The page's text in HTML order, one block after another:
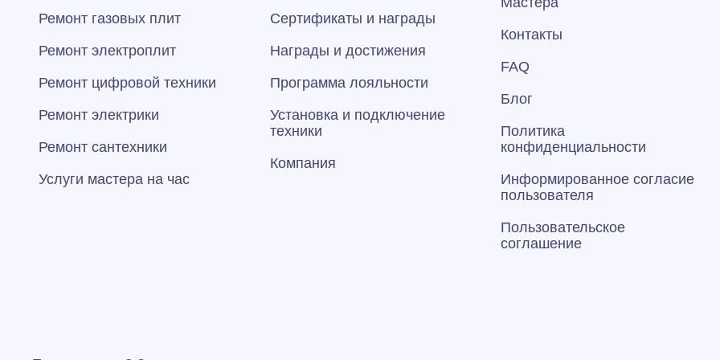
Ремонт газовых плит
Ремонт электроплит
Ремонт цифровой техники
Ремонт электрики
Ремонт сантехники
Услуги мастера на час
Сертификаты и награды
Награды и достижения
Программа лояльности
Установка и подключение
техники
Компания
Контакты
FAQ
Блог
Политика
конфиденциальности
Информированное согласие
пользователя
Пользовательское
соглашение